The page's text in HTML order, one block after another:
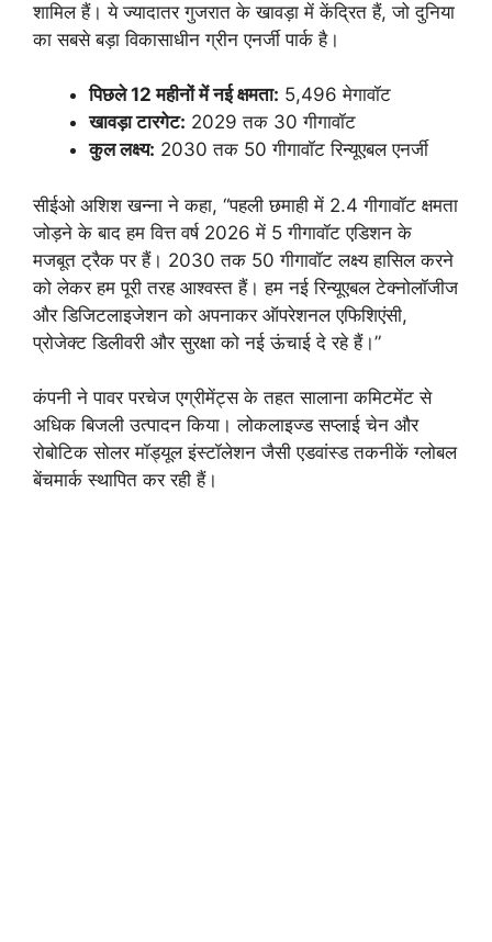
शामिल हैं। ये ज्यादातर गुजरात के खावड़ा में केंद्रित हैं, जो दुनिया
का सबसे बड़ा विकासाधीन ग्रीन एनर्जी पार्क है।
पिछले 12 महीनों में नई क्षमता: 5,496 मेगावॉट
खावड़ा टारगेट: 2029 तक 30 गीगावॉट
कुल लक्ष्य: 2030 तक 50 गीगावॉट रिन्यूएबल एनर्जी
सीईओ अशिश खन्ना ने कहा, “पहली छमाही में 2.4 गीगावॉट क्षमता
जोड़ने के बाद हम वित्त वर्ष 2026 में 5 गीगावॉट एडिशन के
मजबूत ट्रैक पर हैं। 2030 तक 50 गीगावॉट लक्ष्य हासिल करने
को लेकर हम पूरी तरह आश्वस्त हैं। हम नई रिन्यूएबल टेक्नोलॉजीज
और डिजिटलाइजेशन को अपनाकर ऑपरेशनल एफिशिएंसी,
प्रोजेक्ट डिलीवरी और सुरक्षा को नई ऊंचाई दे रहे हैं।”
कंपनी ने पावर परचेज एग्रीमेंट्स के तहत सालाना कमिटमेंट से
अधिक बिजली उत्पादन किया। लोकलाइज्ड सप्लाई चेन और
रोबोटिक सोलर मॉड्यूल इंस्टॉलेशन जैसी एडवांस्ड तकनीकें ग्लोबल
बेंचमार्क स्थापित कर रही हैं।